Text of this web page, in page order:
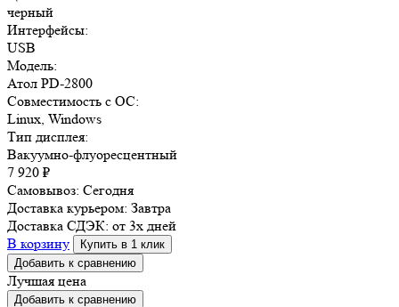
черный
Интерфейсы:
USB
Модель:
Атол PD-2800
Совместимость с ОС:
Linux, Windows
Тип дисплея:
Вакуумно-флуоресцентный
7 920 ₽
Самовывоз: Сегодня
Доставка курьером: Завтра
Доставка СДЭК: от 3х дней
В корзину
Купить в 1 клик
Добавить к сравнению
Лучшая цена
Добавить к сравнению